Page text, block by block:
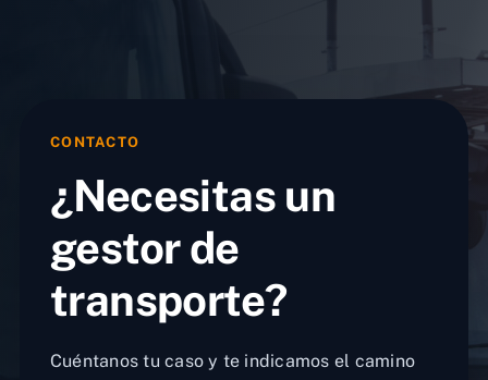
CONTACTO
¿Necesitas un
gestor de
transporte?
Cuéntanos tu caso y te indicamos el camino